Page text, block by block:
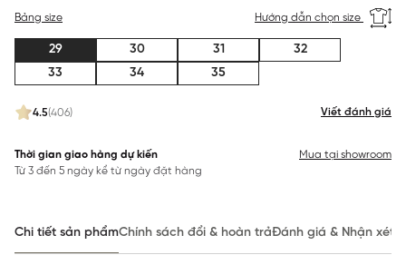
4.5(406) Viết đánh giá
Bảng size Hướng dẫn chọn size
29 30 31
32
33
34 35
Thời gian giao hàng dự kiến
Từ 3 đến 5 ngày kể từ ngày đặt hàng
Mua tại showroom
Chi tiết sản phẩmChính sách đổi & hoàn trảĐánh giá & Nhận xét